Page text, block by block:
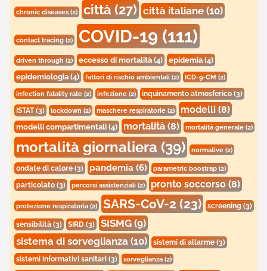
chronic diseases(2) città(27) città italiane(10)
contact tracing(2) COVID-19(111)
driven through(2) eccesso di mortalità(4) epidemia(4)
epidemiologia(4) fattori di rischio ambientali (2) ICD-9-CM(2)
infection fatality rate(2) infezione(2) inquinamento atmosferico(3)
ISTAT(3) lockdown(2) maschere respiratorie(2) modelli(8)
modelli compartimentali(4) mortalità(8) mortalità generale(2)
mortalità giornaliera(39) normative(2)
ondate di calore(3) pandemia(6) parametric boostrap(2)
particolato(3) percorsi assistenziali(2) pronto soccorso(8)
protezione respiratoria(2) SARS-CoV-2(23) screening(3)
sensibilità(3) SIRD(3) SISMG(9)
sistema di sorveglianza(10) sistemi di allarme(3)
sistemi informativi sanitari(3) sorveglianza(2)